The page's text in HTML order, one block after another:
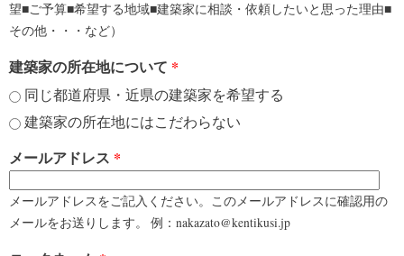
望■ご予算■希望する地域■建築家に相談・依頼したいと思った理由■
その他・・・など）
建築家の所在地について *
同じ都道府県・近県の建築家を希望する
建築家の所在地にはこだわらない
メールアドレス *
メールアドレスをご記入ください。このメールアドレスに確認用の
メールをお送りします。 例：nakazato@kentikusi.jp